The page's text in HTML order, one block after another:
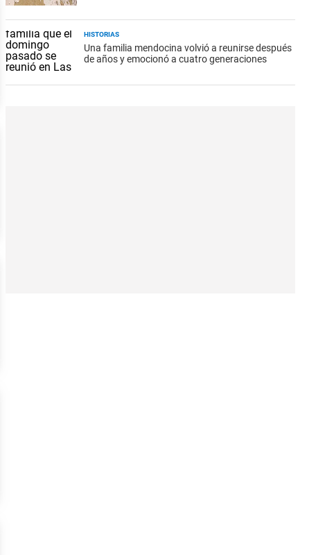
HISTORIAS
Una familia mendocina volvió a reunirse después
de años y emocionó a cuatro generaciones